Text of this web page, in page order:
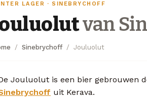
LAGER · SINEBRYCHOFF
van
Sinebrychoff Jouluolut
Jouluolut is een bier gebrouwen
uit Kerava.